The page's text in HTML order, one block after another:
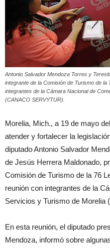
Antonio Salvador Mendoza Torres y
integrante de la Comisión de Turismo de
integrantes de la Cámara Nacional de
(CANACO SERVYTUR).
Morelia, Mich., a 19 de mayo
atender y fortalecer la
diputado Antonio Salvador
de Jesús Herrera Maldonado,
Comisión de Turismo de la 76
reunión con integrantes de la
Servicios y Turismo de Morelia
En esta reunión, el diputado
Mendoza, informó sobre